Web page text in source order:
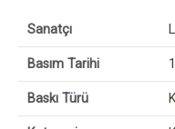
Sanatçı
Basım Tarihi
Baskı Türü